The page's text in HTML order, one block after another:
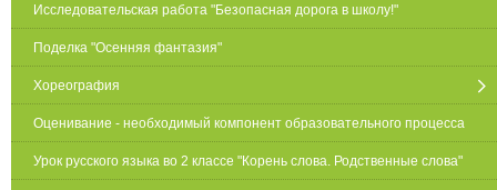
Исследовательская работа "Безопасная дорога в школу!"
Поделка "Осенняя фантазия"
Хореография
Оценивание - необходимый компонент образовательного процесса
Урок русского языка во 2 классе "Корень слова. Родственные слова"